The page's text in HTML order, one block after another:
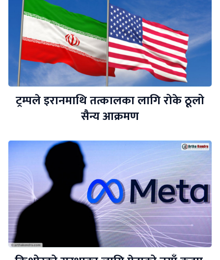
ट्रम्पले इरानमाथि तत्कालका लागि रोके ठूलो
सैन्य आक्रमण